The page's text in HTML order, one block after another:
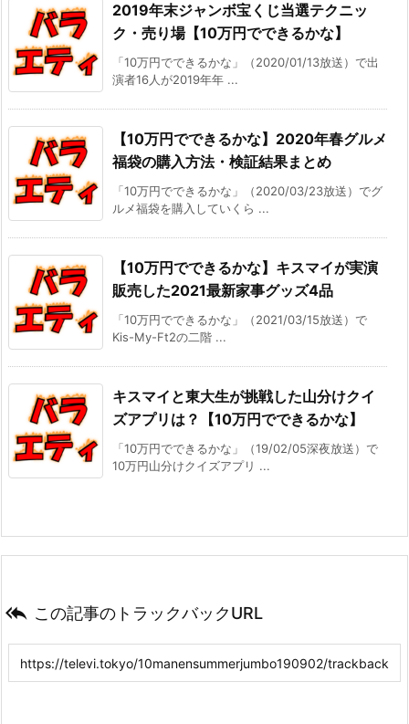
2019年末ジャンボ宝くじ当選テクニッ
ク・売り場【10万円でできるかな】
「10万円でできるかな」（2020/01/13放送）で出
演者16人が2019年年 ...
【10万円でできるかな】2020年春グルメ
福袋の購入方法・検証結果まとめ
「10万円でできるかな」（2020/03/23放送）でグ
ルメ福袋を購入していくら ...
【10万円でできるかな】キスマイが実演
販売した2021最新家事グッズ4品
「10万円でできるかな」（2021/03/15放送）で
Kis-My-Ft2の二階 ...
キスマイと東大生が挑戦した山分けクイ
ズアプリは？【10万円でできるかな】
「10万円でできるかな」（19/02/05深夜放送）で
10万円山分けクイズアプリ ...
 この記事のトラックバックURL